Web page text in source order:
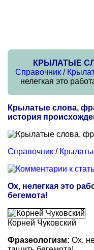
КРЫЛАТЫЕ
Справочник/
нелегкая это
Крылатые слова,
история
Справочник /
Ох, нелегкая это
бегемота!
Корней Чуковский
Фразеологизм: Ох,